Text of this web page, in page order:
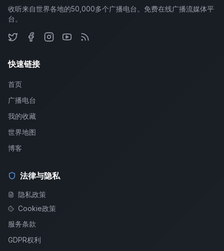
收听来自世界各地的50,000多个广播电台。免费在线广播流媒体平
台。
快速链接
首页
广播电台
我的收藏
世界地图
博客
法律与隐私
隐私政策
Cookie政策
服务条款
GDPR权利